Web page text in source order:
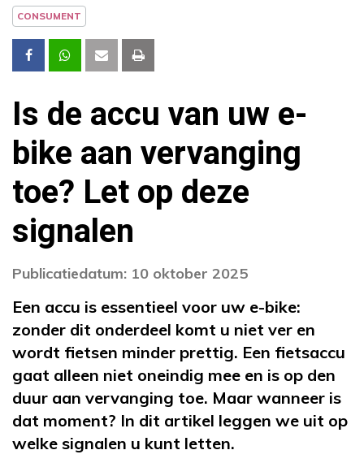
CONSUMENT
Is de accu van uw e-
bike aan vervanging
toe? Let op deze
signalen
Publicatiedatum: 10 oktober 2025
Een accu is essentieel voor uw e-bike:
zonder dit onderdeel komt u niet ver en
wordt fietsen minder prettig. Een fietsaccu
gaat alleen niet oneindig mee en is op den
duur aan vervanging toe. Maar wanneer is
dat moment? In dit artikel leggen we uit op
welke signalen u kunt letten.